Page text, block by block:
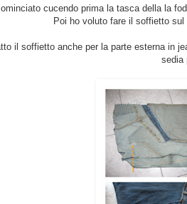
cucendo prima la tasca della la
Poi ho voluto fare il soffietto
il soffietto anche per la parte esterna in
sedia